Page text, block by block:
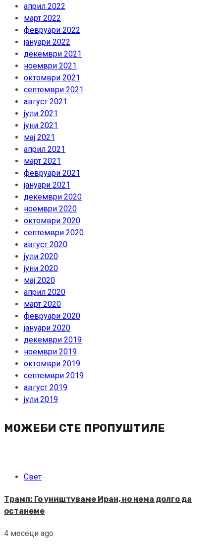
април 2022
март 2022
февруари 2022
јануари 2022
декември 2021
ноември 2021
октомври 2021
септември 2021
август 2021
јули 2021
јуни 2021
мај 2021
април 2021
март 2021
февруари 2021
јануари 2021
декември 2020
ноември 2020
октомври 2020
септември 2020
август 2020
јули 2020
јуни 2020
мај 2020
април 2020
март 2020
февруари 2020
јануари 2020
декември 2019
ноември 2019
октомври 2019
септември 2019
август 2019
јули 2019
МОЖЕБИ СТЕ ПРОПУШТИЛЕ
Свет
Трамп: Го уништуваме Иран, но нема долго да
останеме
4 месеци ago